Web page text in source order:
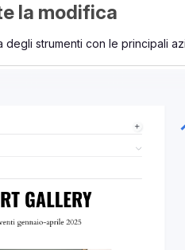
la modifica
strumenti con le principali